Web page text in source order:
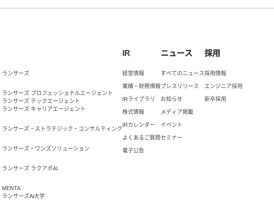
ランサーズ
ランサーズ プロフェッショナルエージェント
ランサーズ テックエージェント
ランサーズ キャリアエージェント
ランサーズ・ストラテジック・コンサルティング
ランサーズ・ワンズソリューション
ランサーズ ラクアポAI
MENTA
ランサーズAi大学
IR
経営情報
業績・財務情報
IRライブラリ
株式情報
IRカレンダー
よくあるご質問
電子公告
ニュース
すべてのニュース
プレスリリース
お知らせ
メディア掲載
イベント
セミナー
採用
採用情報
エンジニア採用
新卒採用